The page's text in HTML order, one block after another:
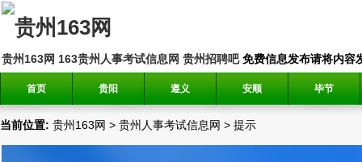
贵州163网 163贵州人事考试信息网 贵州招聘吧免费信息发布请将内容
首页 贵阳 遵义 安顺 毕节
当前位置: 贵州163网 > 贵州人事考试信息网 > 提示